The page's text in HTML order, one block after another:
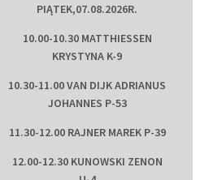
PIĄTEK,07.08.2026R.
10.00-10.30 MATTHIESSEN
KRYSTYNA K-9
10.30-11.00 VAN DIJK ADRIANUS
JOHANNES P-53
11.30-12.00 RAJNER MAREK P-39
12.00-12.30 KUNOWSKI ZENON